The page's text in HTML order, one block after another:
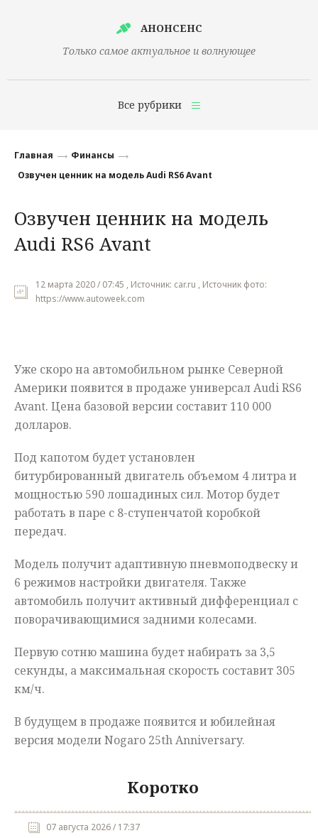
АНОНСЕНС
Только самое актуальное и волнующее
Все рубрики
Финансы
Наука
Культура
Общество
Происшествия
Главная
Финансы
Озвучен ценник на модель Audi RS6 Avant
Озвучен ценник на модель
Audi RS6 Avant
12 марта 2020 / 07:45 , Источник: car.ru , Источник фото:
https://www.autoweek.com
Уже скоро на автомобильном рынке Северной
Америки появится в продаже универсал Audi RS6
Avant. Цена базовой версии составит 110 000
долларов.
Под капотом будет установлен
битурбированный двигатель объемом 4 литра и
мощностью 590 лошадиных сил. Мотор будет
работать в паре с 8-ступенчатой коробкой
передач.
Модель получит адаптивную пневмоподвеску и
6 режимов настройки двигателя. Также
автомобиль получит активный дифференциал с
поворачивающимися задними колесами.
Первую сотню машина будет набирать за 3,5
секунды, а максимальная скорость составит 305
км/ч.
В будущем в продаже появится и юбилейная
версия модели Nogaro 25th Anniversary.
Коротко
07 августа 2026 / 17:37